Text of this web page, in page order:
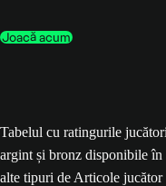
Joacă acum
Tabelul cu ratingurile
argint și bronz disponibile în
alte tipuri de Articole